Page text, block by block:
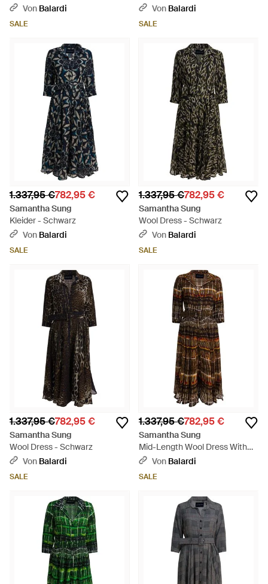
Geometric Pattern - Grün
Von Balardi
SALE
Von Balardi
SALE
1.337,95 €782,95 €
Samantha Sung
Kleider - Schwarz
Von Balardi
SALE
1.337,95 €782,95 €
Samantha Sung
Wool Dress - Schwarz
Von Balardi
SALE
1.337,95 €782,95 €
Samantha Sung
Wool Dress - Schwarz
Von Balardi
SALE
1.337,95 €782,95 €
Samantha Sung
Mid-Length Wool Dress With
Button-Down Front - Braun
Von Balardi
SALE